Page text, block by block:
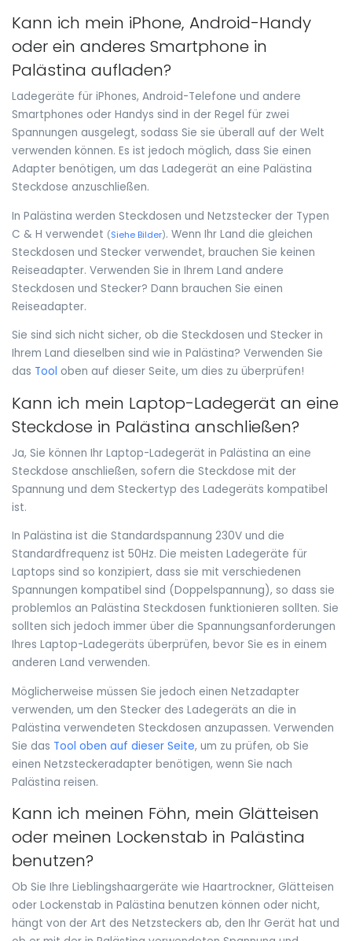
Kann ich mein iPhone, Android-Handy
oder ein anderes Smartphone in
Palästina aufladen?
Ladegeräte für iPhones, Android-Telefone und andere
Smartphones oder Handys sind in der Regel für zwei
Spannungen ausgelegt, sodass Sie sie überall auf der Welt
verwenden können. Es ist jedoch möglich, dass Sie einen
Adapter benötigen, um das Ladegerät an eine Palästina
Steckdose anzuschließen.
In Palästina werden Steckdosen und Netzstecker der Typen
C & H verwendet (Siehe Bilder). Wenn Ihr Land die gleichen
Steckdosen und Stecker verwendet, brauchen Sie keinen
Reiseadapter. Verwenden Sie in Ihrem Land andere
Steckdosen und Stecker? Dann brauchen Sie einen
Reiseadapter.
Sie sind sich nicht sicher, ob die Steckdosen und Stecker in
Ihrem Land dieselben sind wie in Palästina? Verwenden Sie
das Tool oben auf dieser Seite, um dies zu überprüfen!
Kann ich mein Laptop-Ladegerät an eine
Steckdose in Palästina anschließen?
Ja, Sie können Ihr Laptop-Ladegerät in Palästina an eine
Steckdose anschließen, sofern die Steckdose mit der
Spannung und dem Steckertyp des Ladegeräts kompatibel
ist.
In Palästina ist die Standardspannung 230V und die
Standardfrequenz ist 50Hz. Die meisten Ladegeräte für
Laptops sind so konzipiert, dass sie mit verschiedenen
Spannungen kompatibel sind (Doppelspannung), so dass sie
problemlos an Palästina Steckdosen funktionieren sollten. Sie
sollten sich jedoch immer über die Spannungsanforderungen
Ihres Laptop-Ladegeräts überprüfen, bevor Sie es in einem
anderen Land verwenden.
Möglicherweise müssen Sie jedoch einen Netzadapter
verwenden, um den Stecker des Ladegeräts an die in
Palästina verwendeten Steckdosen anzupassen. Verwenden
Sie das Tool oben auf dieser Seite, um zu prüfen, ob Sie
einen Netzsteckeradapter benötigen, wenn Sie nach
Palästina reisen.
Kann ich meinen Föhn, mein Glätteisen
oder meinen Lockenstab in Palästina
benutzen?
Ob Sie Ihre Lieblingshaargeräte wie Haartrockner, Glätteisen
oder Lockenstab in Palästina benutzen können oder nicht,
hängt von der Art des Netzsteckers ab, den Ihr Gerät hat und